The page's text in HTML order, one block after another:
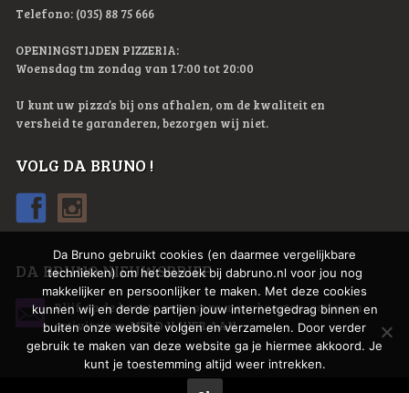
Telefono: (035) 88 75 666
OPENINGSTIJDEN PIZZERIA:
Woensdag tm zondag van 17:00 tot 20:00
U kunt uw pizza’s bij ons afhalen, om de kwaliteit en
versheid te garanderen, bezorgen wij niet.
VOLG DA BRUNO !
DA BRUNO NIEUWSBRIEF
Blijf op de hoogte over onze menukaarten, acties en
activiteiten.MELD U HIER AAN
Da Bruno gebruikt cookies (en daarmee vergelijkbare
technieken) om het bezoek bij dabruno.nl voor jou nog
makkelijker en persoonlijker te maken. Met deze cookies
kunnen wij en derde partijen jouw internetgedrag binnen en
buiten onze website volgen en verzamelen. Door verder
gebruik te maken van deze website ga je hiermee akkoord. Je
kunt je toestemming altijd weer intrekken.